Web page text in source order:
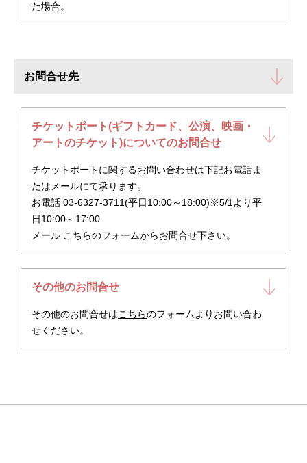
た場合。
お問合せ先
チケットポート(ギフトカード、公演、映画・
アートのチケット)についてのお問合せ
チケットポートに関するお問い合わせは下記お電話ま
たはメールにて承ります。
お電話 03-6327-3711(平日10:00～18:00)※5/1より平
日10:00～17:00
メール こちらのフォームからお問合せ下さい。
その他のお問合せ
その他のお問合せはこちらのフォームよりお問い合わ
せください。